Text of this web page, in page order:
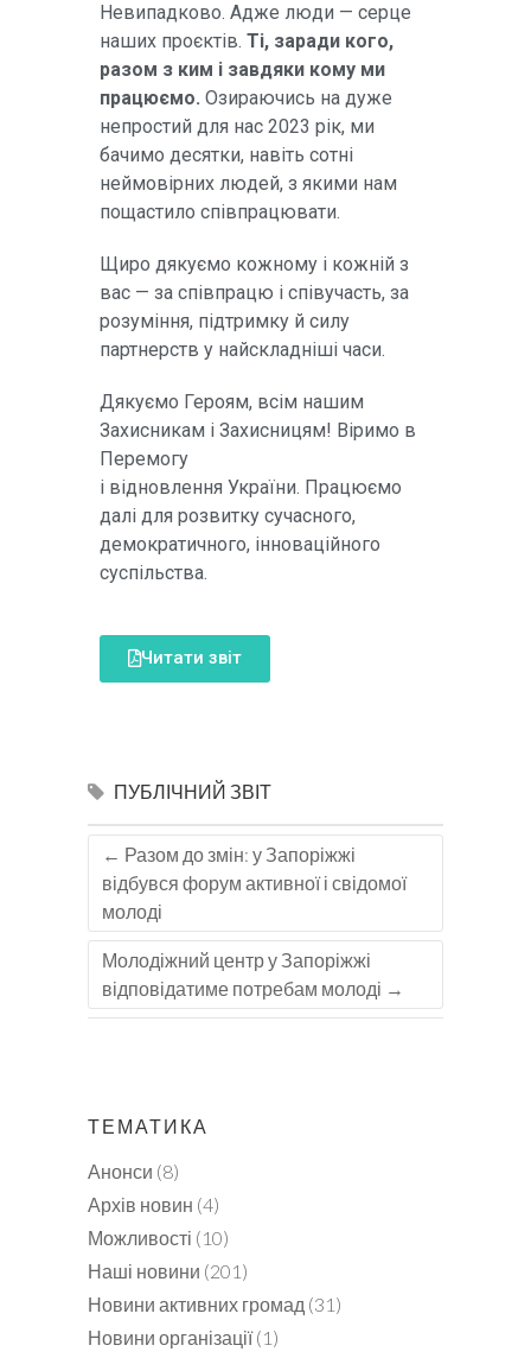
Невипадково. Адже люди — серце
наших проєктів. Ті, заради кого,
разом з ким і завдяки кому ми
працюємо. Озираючись на дуже
непростий для нас 2023 рік, ми
бачимо десятки, навіть сотні
неймовірних людей, з якими нам
пощастило співпрацювати.
Щиро дякуємо кожному і кожній з
вас — за співпрацю і співучасть, за
розуміння, підтримку й силу
партнерств у найскладніші часи.
Дякуємо Героям, всім нашим
Захисникам і Захисницям! Віримо в
Перемогу
і відновлення України. Працюємо
далі для розвитку сучасного,
демократичного, інноваційного
суспільства.
Читати звіт
ПУБЛІЧНИЙ ЗВІТ
← Разом до змін: у Запоріжжі
відбувся форум активної і свідомої
молоді
Молодіжний центр у Запоріжжі
відповідатиме потребам молоді →
ТЕМАТИКА
Анонси (8)
Архів новин (4)
Можливості (10)
Наші новини (201)
Новини активних громад (31)
Новини організації(1)